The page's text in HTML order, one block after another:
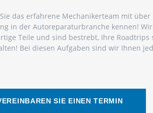
das erfahrene Mechanikerteam mit über
in der Autoreparaturbranche kennen!
Teile und sind bestrebt, Ihre
Bei diesen Aufgaben sind wir Ihnen
SIE EINEN TERMIN